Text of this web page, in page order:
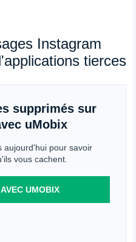
Instagram
tierces
supprimés sur
uMobix
aujourd'hui pour savoir
vous cachent.
UMOBIX